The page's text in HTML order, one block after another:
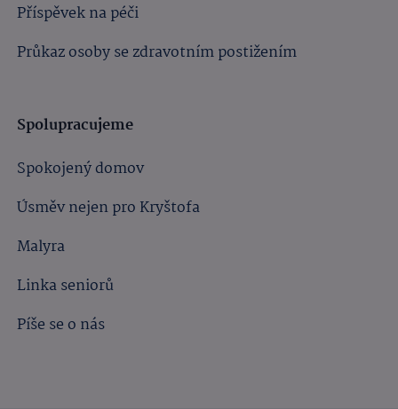
Příspěvek na péči
Průkaz osoby se zdravotním postižením
Spolupracujeme
Spokojený domov
Úsměv nejen pro Kryštofa
Malyra
Linka seniorů
Píše se o nás